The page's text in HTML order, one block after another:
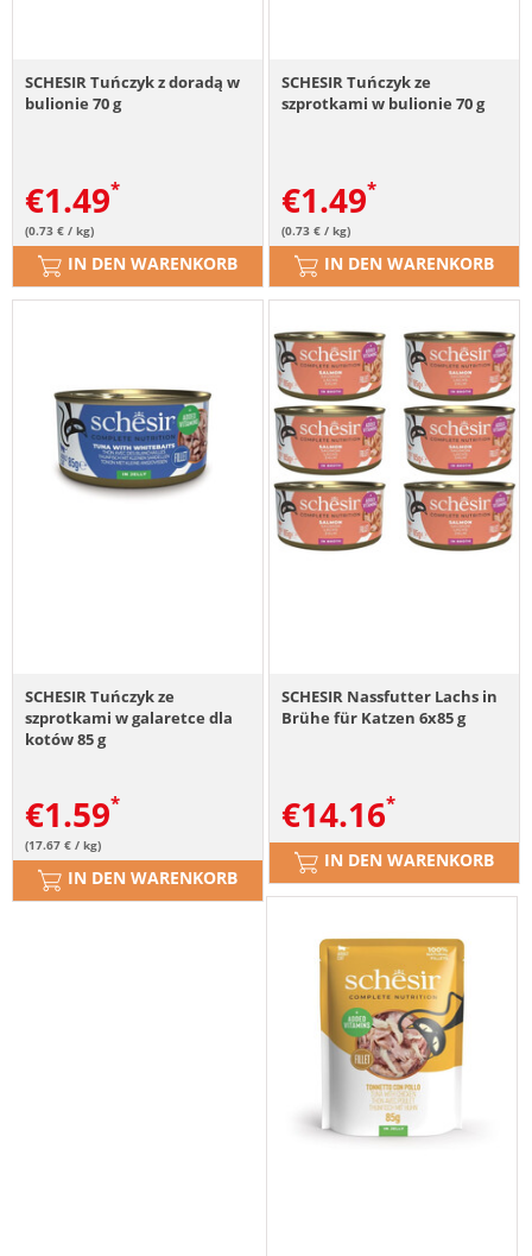
SCHESIR Tuńczyk z doradą w
bulionie 70 g
€1.49
(0.73 € / kg)
IN DEN WARENKORB
SCHESIR Tuńczyk ze
szprotkami w bulionie 70 g
€1.49
(0.73 € / kg)
IN DEN WARENKORB
SCHESIR Tuńczyk ze
szprotkami w galaretce dla
kotów 85 g
€1.59
(17.67 € / kg)
IN DEN WARENKORB
SCHESIR Nassfutter Lachs in
Brühe für Katzen 6x85 g
€14.16
IN DEN WARENKORB